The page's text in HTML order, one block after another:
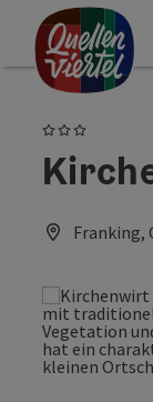
Zum Inhalt
Zur Navigation
Zum
Franking,